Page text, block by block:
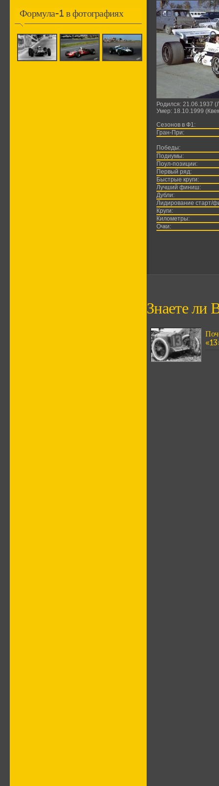
Формула-1 в фотографиях
Родился: 21.06.1937
Умер: 18.10.1999
Сезонов в Ф1:
Гран-При:
Победы:
Подиумы:
Поул-позиции:
Первый ряд:
Быстрые круги:
Лучший финиш:
Дубли:
Лидирование старт/
Круги:
Километры:
Очки:
Знаете ли